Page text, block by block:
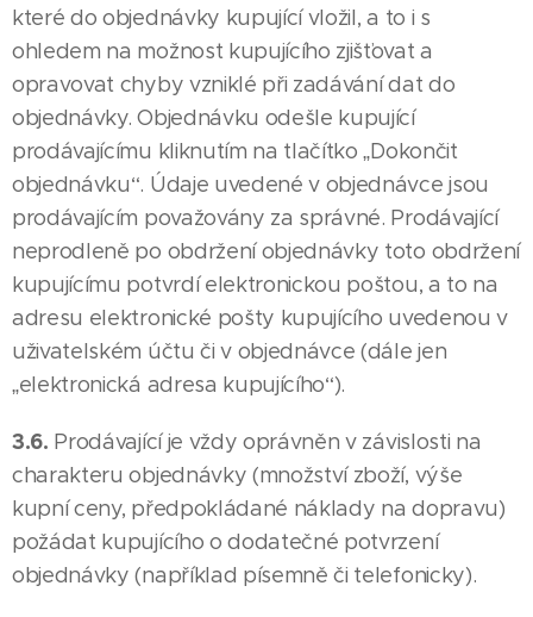
které do objednávky kupující vložil, a to i s
ohledem na možnost kupujícího zjišťovat a
opravovat chyby vzniklé při zadávání dat do
objednávky. Objednávku odešle kupující
prodávajícímu kliknutím na tlačítko „Dokončit
objednávku“. Údaje uvedené v objednávce jsou
prodávajícím považovány za správné. Prodávající
neprodleně po obdržení objednávky toto obdržení
kupujícímu potvrdí elektronickou poštou, a to na
adresu elektronické pošty kupujícího uvedenou v
uživatelském účtu či v objednávce (dále jen
„elektronická adresa kupujícího“).
3.6. Prodávající je vždy oprávněn v závislosti na
charakteru objednávky (množství zboží, výše
kupní ceny, předpokládané náklady na dopravu)
požádat kupujícího o dodatečné potvrzení
objednávky (například písemně či telefonicky).